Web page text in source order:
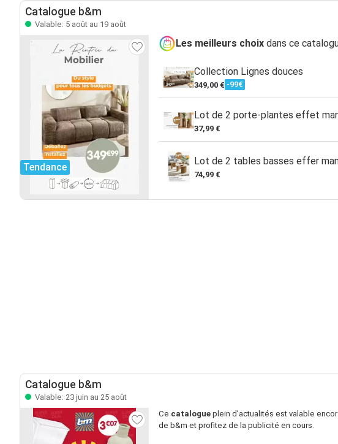
Catalogue b&m
Valable: 5 août au 19 août
Tendance
Les meilleurs choix dans ce
Collection Lignes douces
349,00 € -99€
Lot de 2 porte-plantes effet
37,99 €
Lot de 2 tables basses effer
74,99 €
Catalogue b&m
Valable: 23 juin au 25 août
Ce catalogue plein d’actualités est valable
de b&m et profitez de la publicité en cours.